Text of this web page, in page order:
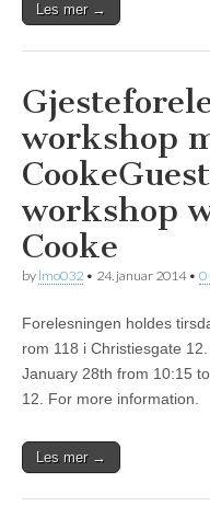
Les mer →
workshop
Cooke
workshop
Cooke
by lmo032 • 24. januar 2014• 0
Forelesningen holdes
rom 118 i Christiesgate
January 28th from 10:15
12. For more information.
Les mer →